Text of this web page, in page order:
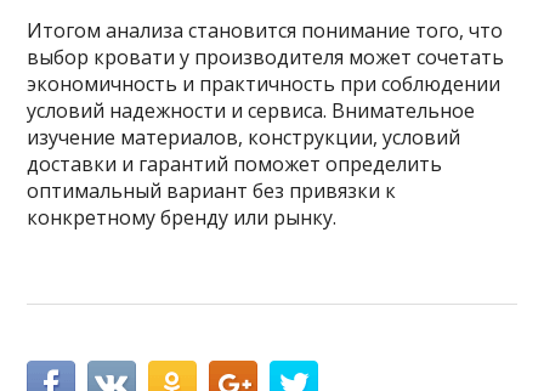
Итогом анализа становится понимание того, что
выбор кровати у производителя может сочетать
экономичность и практичность при соблюдении
условий надежности и сервиса. Внимательное
изучение материалов, конструкции, условий
доставки и гарантий поможет определить
оптимальный вариант без привязки к
конкретному бренду или рынку.